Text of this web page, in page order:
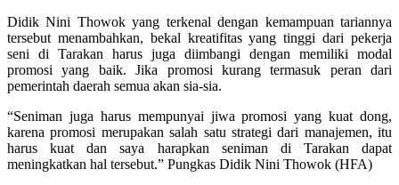
Didik Nini Thowok yang terkenal dengan kemampuan tariannya
tersebut menambahkan, bekal kreatifitas yang tinggi dari pekerja
seni di Tarakan harus juga diimbangi dengan memiliki modal
promosi yang baik. Jika promosi kurang termasuk peran dari
pemerintah daerah semua akan sia-sia.
“Seniman juga harus mempunyai jiwa promosi yang kuat dong,
karena promosi merupakan salah satu strategi dari manajemen, itu
harus kuat dan saya harapkan seniman di Tarakan dapat
meningkatkan hal tersebut.” Pungkas Didik Nini Thowok (HFA)